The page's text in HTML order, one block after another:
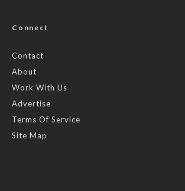
Connect
Contact
About
Work With Us
Advertise
Terms Of Service
Site Map